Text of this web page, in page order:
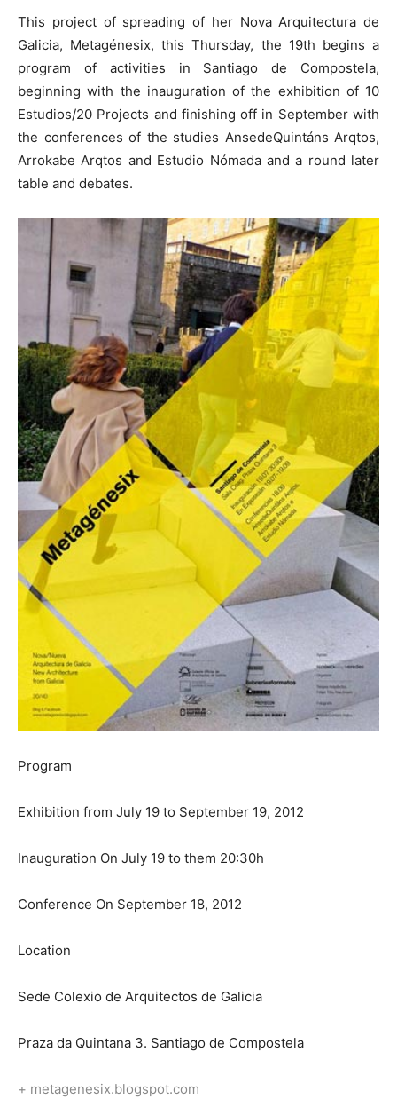
This project of spreading of her Nova Arquitectura de
Galicia, Metagénesix, this Thursday, the 19th begins a
program of activities in Santiago de Compostela,
beginning with the inauguration of the exhibition of 10
Estudios/20 Projects and finishing off in September with
the conferences of the studies AnsedeQuintáns Arqtos,
Arrokabe Arqtos and Estudio Nómada and a round later
table and debates.
Program
Exhibition from July 19 to September 19, 2012
Inauguration On July 19 to them 20:30h
Conference On September 18, 2012
Location
Sede Colexio de Arquitectos de Galicia
Praza da Quintana 3. Santiago de Compostela
+ metagenesix.blogspot.com